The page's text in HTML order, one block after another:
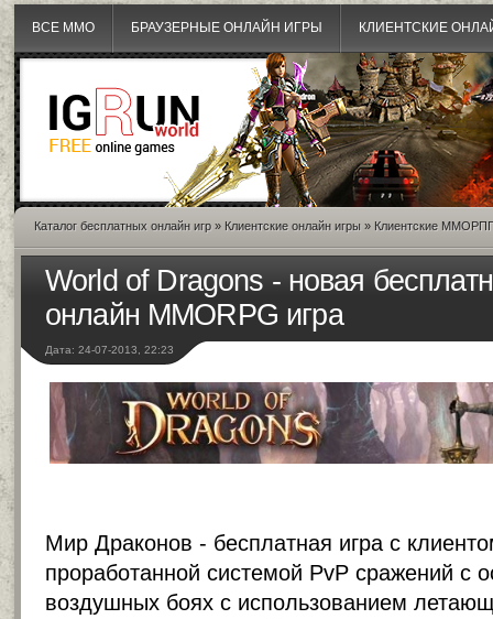
ВСЕ MMO БРАУЗЕРНЫЕ ОНЛАЙН ИГРЫ КЛИЕНТСКИЕ
Каталог бесплатных онлайн игр » Клиентские онлайн игры » Клиентские ММОРПГ
World of Dragons - новая
онлайн MMORPG игра
Дата: 24-07-2013, 22:23
Мир Драконов - бесплатная игра с
проработанной системой PvP сражений с
воздушных боях с использованием